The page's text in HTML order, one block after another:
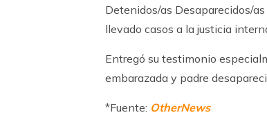
Detenidos/as Desaparecidos/
llevado casos a la justicia
Entregó su testimonio
embarazada y padre
*Fuente: OtherNews